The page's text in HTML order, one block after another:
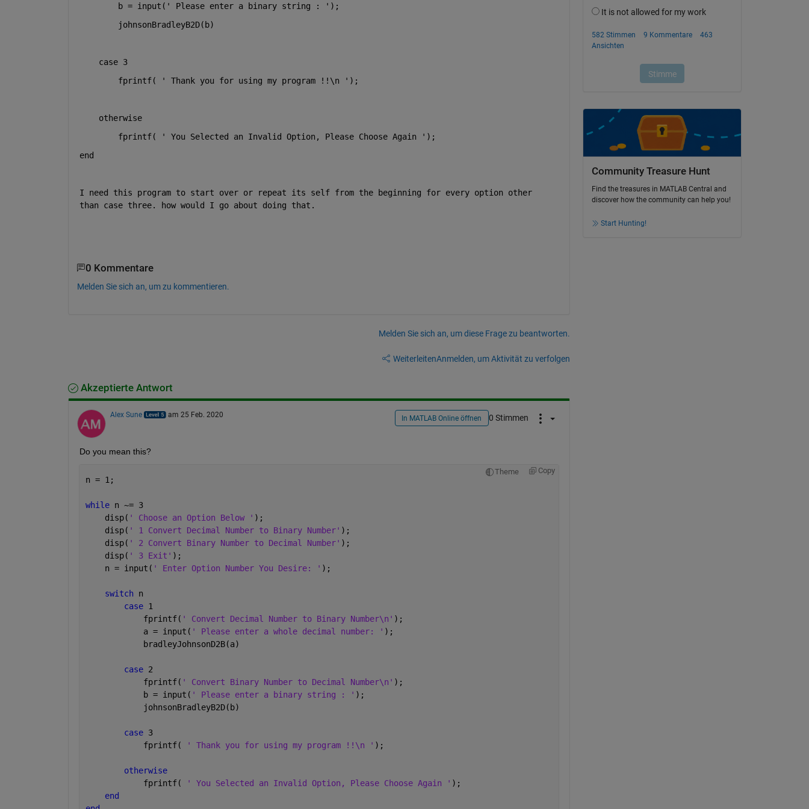
b = input( ' Please enter a binary string : ' );
johnsonBradleyB2D(b)
case 3
fprintf(
' Thank you for using my program !!\n ' );
otherwise
fprintf(
' You Selected an Invalid Option, Please Choose Again ' );
end
I need this program to start over or repeat its self from the beginning for every option other
than case three. how would I go about doing that.
0 Kommentare
Melden Sie sich an, um zu kommentieren.
Melden Sie sich an, um diese Frage zu beantworten.
WeiterleitenAnmelden, um Aktivität zu verfolgen
Akzeptierte Antwort
Alex Sune am 25 Feb. 2020 In MATLAB Online öffnen 0 Stimmen
Do you mean this?
Theme Copy
n = 1;
while n ~= 3
    disp(
' Choose an Option Below ' );
    disp(
' 1 Convert Decimal Number to Binary Number' );
    disp(
' 2 Convert Binary Number to Decimal Number' );
    disp(
' 3 Exit' );
    n = input(
' Enter Option Number You Desire: ' );
switch n
case 1
            fprintf(
' Convert Decimal Number to Binary Number\n' );
            a = input(
' Please enter a whole decimal number: ' );
            bradleyJohnsonD2B(a)
case 2
            fprintf(
' Convert Binary Number to Decimal Number\n' );
            b = input(
' Please enter a binary string : ' );
            johnsonBradleyB2D(b)
case 3
            fprintf(
' Thank you for using my program !!\n ' );
otherwise
            fprintf(
' You Selected an Invalid Option, Please Choose Again ' );
end
Community Treasure Hunt
Find the treasures in MATLAB Central and
discover how the community can help you!
Start Hunting!